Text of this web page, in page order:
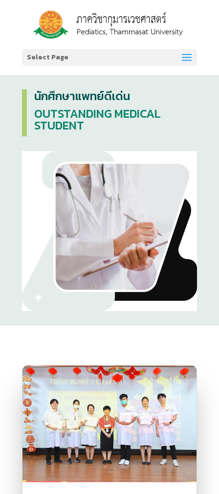
Select Page
นักศึกษาแพทย์ดีเด่น
OUTSTANDING MEDICAL
STUDENT